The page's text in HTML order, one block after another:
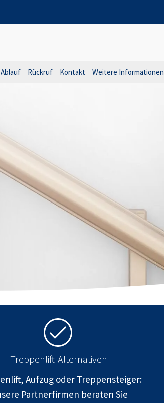
Ablauf Rückruf Kontakt Weitere Informationen
Treppenlift-Alternativen
Aufzug oder Treppensteiger:
Partnerfirmen beraten Sie